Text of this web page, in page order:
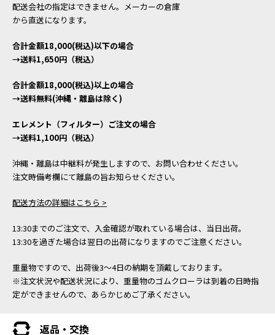
配送会社の指定はできません。メーカーの倉庫
から直送になります。
合計金額18,000(税込)以下の場合
→送料1,650円（税込）
合計金額18,000(税込)以上の場合
→送料無料(沖縄・離島は除く)
エレメント（フィルター）ご注文の場合
→送料1,100円（税込）
沖縄・離島は中継料が発生しますので、お問い合わせください。
注文時備考欄にて離島の旨お知らせください。
配送方法の詳細はこちら >
13:30までのご注文で、入金確認が取れている場合は、当日出荷。
13:30を過ぎた場合は翌日の出荷になりますのでご注意ください。
重量物ですので、出荷後3～4日の納期を頂戴しております。
※注文状況や配送状況により、重量物のゴムクローラは到着の日時指
定ができませんので、あらかじめご了承ください。
返品・交換